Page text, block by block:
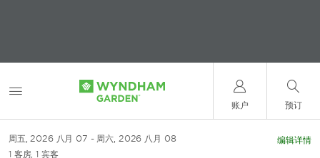
账户 预订
周五, 2026 八月 07
周六, 2026 八月 08
1 客房,1 宾客
编辑详情